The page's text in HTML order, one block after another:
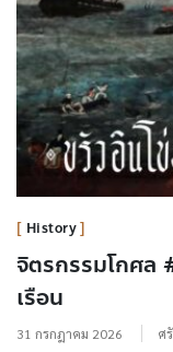
History
จิตรกรรมโกศล
เรือน
31 กรกฎาคม 2026 ศ